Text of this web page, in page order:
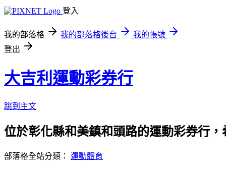
登入
我的部落格 我的部落格後台
我的帳號
登出
大吉利運動彩券行
跳到主文
位於彰化縣和美鎮和頭路的運動彩券行
部落格全站分類： 運動體育